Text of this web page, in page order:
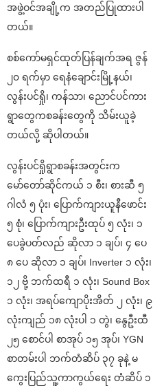
အဖွဲ့ဝင်အချို့က အတည်ပြုထားပါ
တယ်။
စစ်ကော်မရှင်ထုတ်ပြန်ချက်အရ ဇွန်
၂၀ ရက်မှာ ရေနံချောင်းမြို့နယ်၊
လွန်းပင်ရှို၊ ကန်သာ၊ ညောင်ပင်ကား
ရွာတွေကစခန်းတွေကို သိမ်းယူခဲ့
တယ်လို့ ဆိုပါတယ်။
လွန်းပင်ရှိုရွာစခန်းအတွင်းက
မော်တော်ဆိုင်ကယ် ၁ စီး၊ စားဆီ ၅
ဂါလံ ၅ ပုံး၊ ပြောက်ကျားယူနီဖောင်း
၅ စုံ၊ ပြောက်ကျားဦးထုပ် ၅ လုံး၊ ၁
ပေခွဲပတ်လည် ဆိုလာ ၁ ချပ်၊ ၄ ပေ
၈ ပေ ဆိုလာ ၁ ချပ်၊ Inverter ၁ လုံး၊
၁၂ ဗို့ ဘက်ထရီ ၁ လုံး၊ Sound Box
၁ လုံး၊ အရပ်ကျောပိုးအိတ် ၂ လုံး၊ ၉
လုံးကျည် ၁၈ လုံးပါ ၁ တွဲ၊ နွေဦးထီ
၂၅ စောင်ပါ စာအုပ် ၁၅ အုပ်၊ YGN
စာတမ်းပါ ဘက်တံဆိပ် ၃၇ ခုနဲ့ မ
ကွေးပြည်သူ့ကာကွယ်ရေး တံဆိပ် ၁